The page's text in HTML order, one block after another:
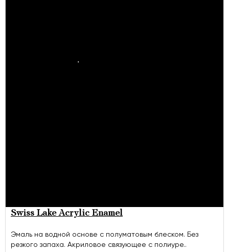
Swiss Lake Acrylic Enamel
Эмаль на водной основе с полуматовым блеском. Без
резкого запаха. Акриловое связующее с полиуре..